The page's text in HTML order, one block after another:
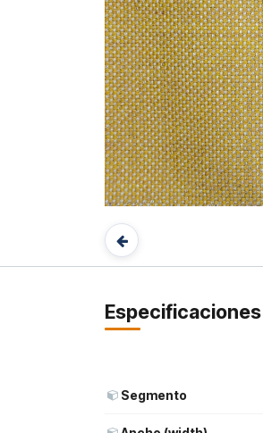
Especificaciones
Segmento